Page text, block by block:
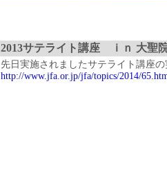
2013サテライト講座 ｉｎ 大聖
先日実施されましたサテライト講座
http://www.jfa.or.jp/jfa/topics/2014/